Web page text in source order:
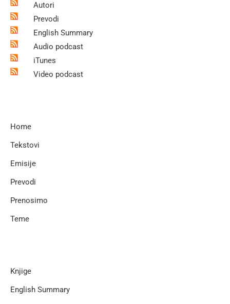
Autori
Prevodi
English Summary
Audio podcast
iTunes
Video podcast
Home
Tekstovi
Emisije
Prevodi
Prenosimo
Teme
Knjige
English Summary